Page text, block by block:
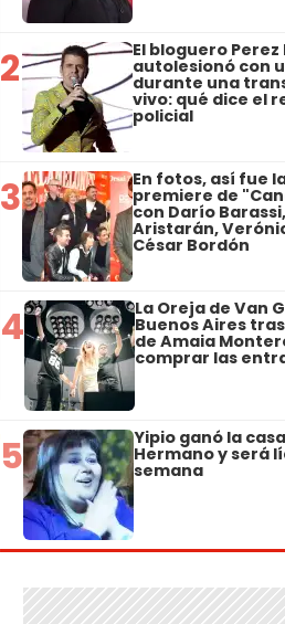
2 El bloguero Perez
autolesionó con
durante una
vivo: qué dice el
policial
3 En fotos, así fue
premiere de
con Darío
Aristarán,
César Bordón
4 La Oreja de Van
Buenos Aires
de Amaia
comprar las
5 Yipio ganó la
Hermano y será
semana